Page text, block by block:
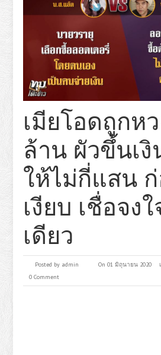
เมียโอดถูกห
ล้าน ผัวขึ้นเ
ให้ไม่กี่แสน
เงียบ เชื่อจง
เดียว
Posted by admin On 01 มิถุนายน 2020
0 Comment